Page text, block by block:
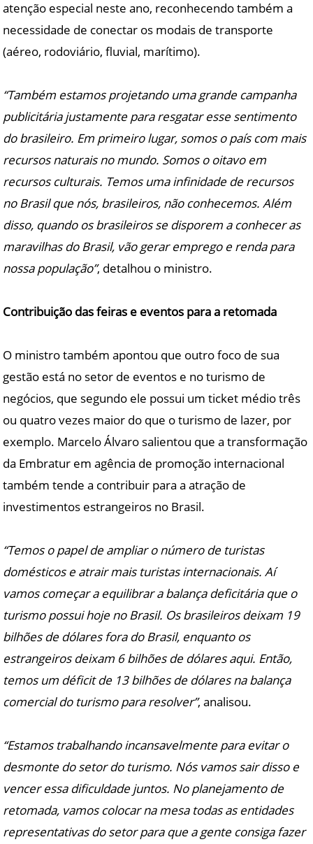
atenção especial neste ano, reconhecendo também a
necessidade de conectar os modais de transporte
(aéreo, rodoviário, fluvial, marítimo).
“Também estamos projetando uma grande campanha
publicitária justamente para resgatar esse sentimento
do brasileiro. Em primeiro lugar, somos o país com mais
recursos naturais no mundo. Somos o oitavo em
recursos culturais. Temos uma infinidade de recursos
no Brasil que nós, brasileiros, não conhecemos. Além
disso, quando os brasileiros se disporem a conhecer as
maravilhas do Brasil, vão gerar emprego e renda para
nossa população”, detalhou o ministro.
Contribuição das feiras e eventos para a retomada
O ministro também apontou que outro foco de sua
gestão está no setor de eventos e no turismo de
negócios, que segundo ele possui um ticket médio três
ou quatro vezes maior do que o turismo de lazer, por
exemplo. Marcelo Álvaro salientou que a transformação
da Embratur em agência de promoção internacional
também tende a contribuir para a atração de
investimentos estrangeiros no Brasil.
“Temos o papel de ampliar o número de turistas
domésticos e atrair mais turistas internacionais. Aí
vamos começar a equilibrar a balança deficitária que o
turismo possui hoje no Brasil. Os brasileiros deixam 19
bilhões de dólares fora do Brasil, enquanto os
estrangeiros deixam 6 bilhões de dólares aqui. Então,
temos um déficit de 13 bilhões de dólares na balança
comercial do turismo para resolver”, analisou.
“Estamos trabalhando incansavelmente para evitar o
desmonte do setor do turismo. Nós vamos sair disso e
vencer essa dificuldade juntos. No planejamento de
retomada, vamos colocar na mesa todas as entidades
representativas do setor para que a gente consiga fazer